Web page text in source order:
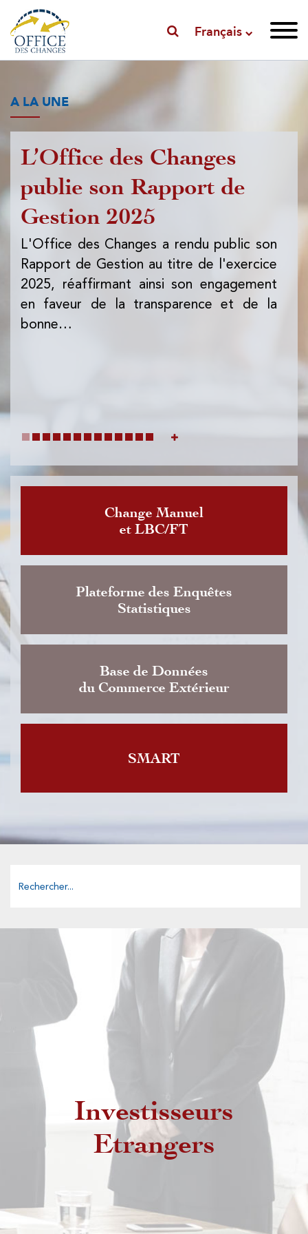
Français
A LA UNE
L’Office des Changes
publie son Rapport de
Gestion 2025
L'Office des Changes a rendu public son
Rapport de Gestion au titre de l'exercice
2025, réaffirmant ainsi son engagement
en faveur de la transparence et de la
bonne…
Change Manuel
et LBC/FT
Plateforme des Enquêtes
Statistiques
Base de Données
du Commerce Extérieur
SMART
Investisseurs
Etrangers
Etrangers non résidents
Etrangers résidents au Maroc
MRE